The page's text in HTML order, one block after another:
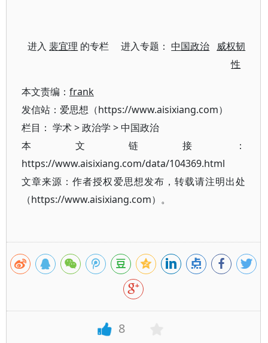
进入 裴宜理 的专栏 进入专题：中国政治 威权韧
性
本文责编： frank
发信站：爱思想（https://www.aisixiang.com）
栏目： 学术>政治学 >中国政治
本文链接：
https://www.aisixiang.com/data/104369.html
文章来源：作者授权爱思想发布，转载请注明出处
（https://www.aisixiang.com）。
8